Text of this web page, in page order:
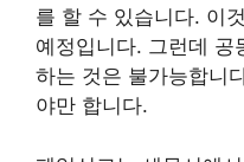
를 할 수 있습니다. 이
예정입니다. 그런데 공
하는 것은 불가능합니
야만 합니다.